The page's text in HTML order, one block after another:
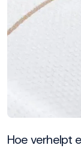
Hoe verhelpt